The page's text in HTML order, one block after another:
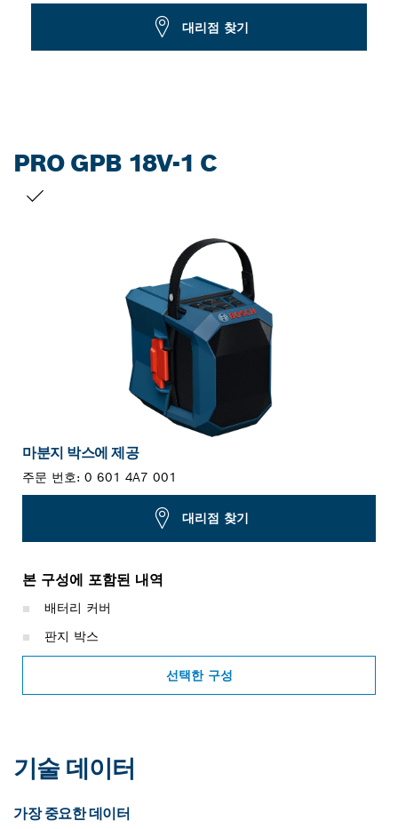
대리점 찾기
PRO GPB 18V-1 C
마분지 박스에 제공
주문 번호: 0 601 4A7 001
대리점 찾기
본 구성에 포함된 내역
배터리 커버
판지 박스
선택한 구성
기술 데이터
가장 중요한 데이터